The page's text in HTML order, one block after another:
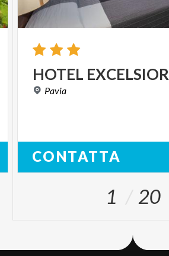
HOTEL EXCELSIOR
Pavia
CONTATTA
1 20